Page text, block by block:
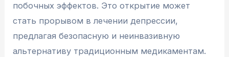
побочных эффектов. Это открытие может
стать прорывом в лечении депрессии,
предлагая безопасную и неинвазивную
альтернативу традиционным медикаментам.